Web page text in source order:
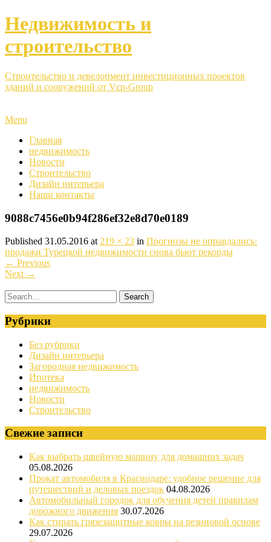
Недвижимость и
строительство
Строительство и девелопмент инвестиционных проектов
зданий и сооружений от Vcp-Group
Menu
Главная
недвижимость
Новости
Строительство
Дизайн интерьера
Наши контакты
9088c7456e0b94f286ef32e8d70e0189
Published 31.05.2016 at 219 × 23 in Прогнозы не оправдались:
продажи Турецкой недвижимости снова бьют рекорды
← Previous
Next →
Рубрики
Без рубрики
Дизайн интерьера
Загородная недвижимость
Ипотека
недвижимость
Новости
Строительство
Свежие записи
Как выбрать швейную машину для домашних задач
05.08.2026
Прокат автомобиля в Краснодаре: удобное решение для
путешествий и деловых поездок 04.08.2026
Автомобильный городок для обучения детей правилам
дорожного движения 30.07.2026
Как стирать грязезащитные ковры на резиновой основе
29.07.2026